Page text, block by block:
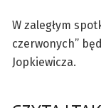
W zaległym
czerwonych”
Jopkiewicza.